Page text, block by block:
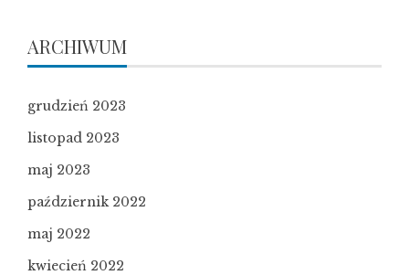
ARCHIWUM
grudzień 2023
listopad 2023
maj 2023
październik 2022
maj 2022
kwiecień 2022